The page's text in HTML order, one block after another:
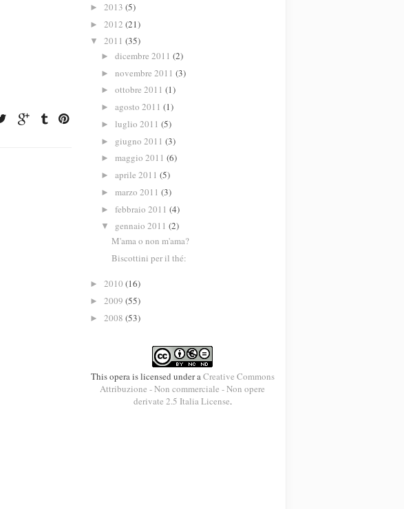
► 2013 (5)
► 2012 (21)
▼ 2011 (35)
► dicembre 2011 (2)
► novembre 2011 (3)
► ottobre 2011 (1)
► agosto 2011 (1)
► luglio 2011 (5)
► giugno 2011 (3)
► maggio 2011 (6)
► aprile 2011 (5)
► marzo 2011 (3)
► febbraio 2011 (4)
▼ gennaio 2011 (2)
M'ama o non m'ama?
Biscottini per il thé:
► 2010 (16)
► 2009 (55)
► 2008 (53)
This opera is licensed under aCreative Commons
Attribuzione - Non commerciale - Non opere
derivate 2.5 Italia License.